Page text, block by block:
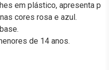
em plástico, apresenta p
cores rosa e azul.
de 14 anos.